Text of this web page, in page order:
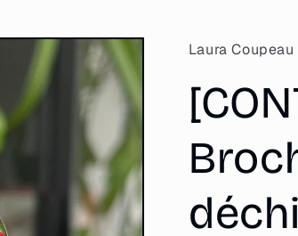
Laura Coupeau